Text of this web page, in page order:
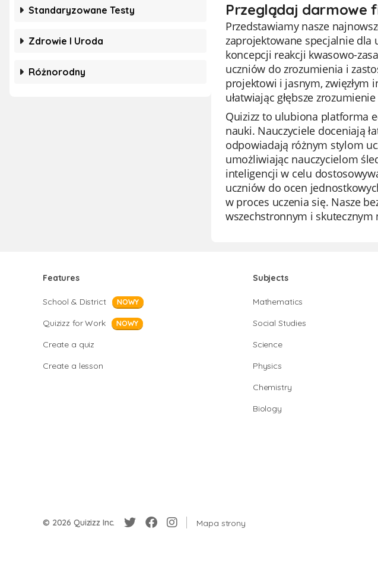
Standaryzowane Testy
Zdrowie I Uroda
Różnorodny
Przeglądaj darmowe
Przedstawiamy nasze
zaprojektowane specjalnie dla
koncepcji reakcji kwasowo-
uczniów do zrozumienia i
projektowi i jasnym, zwięzłym
ułatwiając głębsze
Quizizz to ulubiona platforma
nauki. Nauczyciele doceniają
odpowiadają różnym stylom
umożliwiając nauczycielom
inteligencji w celu
uczniów do ocen
w proces uczenia się. Nasze
wszechstronnym i
Features
School & District NOWY
Quizizz for Work NOWY
Create a quiz
Create a lesson
Subjects
Mathematics
Social Studies
Science
Physics
Chemistry
Biology
© 2026 Quizizz Inc. Mapa strony